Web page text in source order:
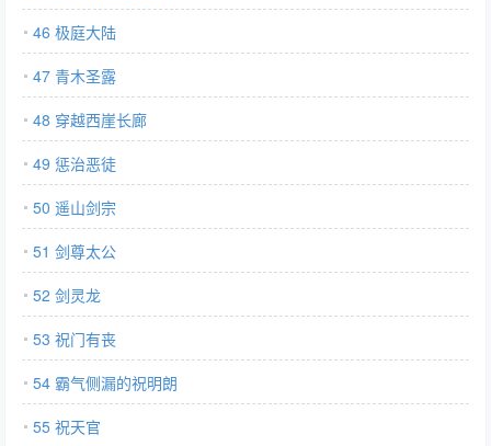
46 极庭大陆
47 青木圣露
48 穿越西崖长廊
49 惩治恶徒
50 遥山剑宗
51 剑尊太公
52 剑灵龙
53 祝门有丧
54 霸气侧漏的祝明朗
55 祝天官